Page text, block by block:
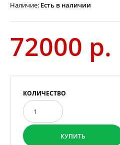
Наличие: Есть в наличии
72000 р.
КОЛИЧЕСТВО